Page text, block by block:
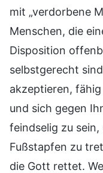
mit „verdorbene
Menschen, die
Disposition
selbstgerecht
akzeptieren,
und sich gegen
feindselig zu
Fußstapfen zu
die Gott rettet.